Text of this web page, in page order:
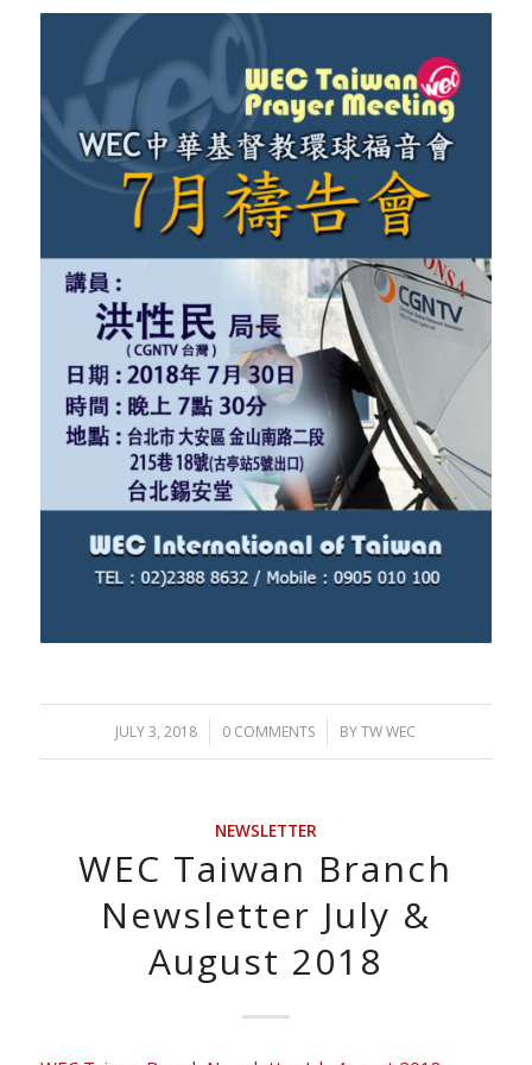
JULY 3, 2018
/ 0 COMMENTS
/ BYTW WEC
NEWSLETTER
WEC Taiwan Branch
Newsletter July &
August 2018